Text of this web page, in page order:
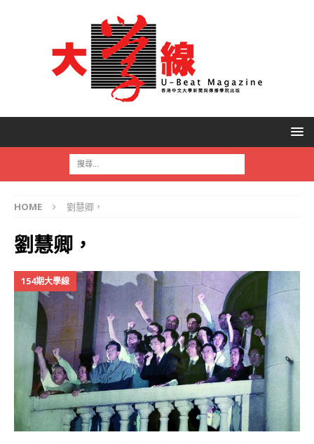
HOME 劉慧卿，
劉慧卿，
154期大學線